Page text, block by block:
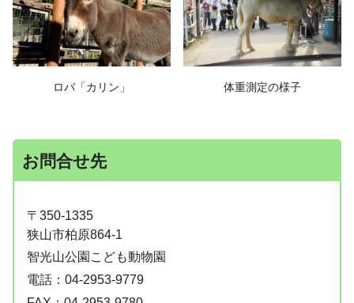
ロバ「カリン」 体重測定の様子
お問合せ先
〒350-1335
狭山市柏原864-1
智光山公園こども動物園
電話： 04-2953-9779